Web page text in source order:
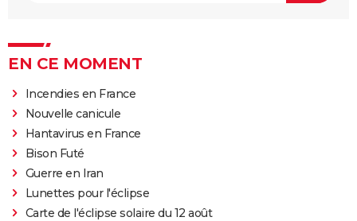
EN CE MOMENT
Incendies en France
Nouvelle canicule
Hantavirus en France
Bison Futé
Guerre en Iran
Lunettes pour l'éclipse
Carte de l'éclipse solaire du 12 août